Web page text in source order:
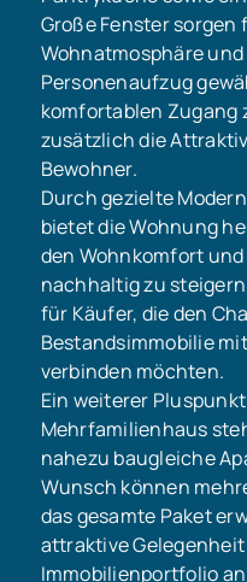
Große Fenster
Wohnatmosphäre
Personenaufzug
komfortablen Zugang
zusätzlich die
Bewohner.
Durch gezielte
bietet die Wohnung
den Wohnkomfort
nachhaltig zu
für Käufer, die den
Bestandsimmobilie
verbinden möchten.
Ein weiterer
Mehrfamilienhaus
nahezu baugleiche
Wunsch können
das gesamte Paket
attraktive
Immobilienportfolio